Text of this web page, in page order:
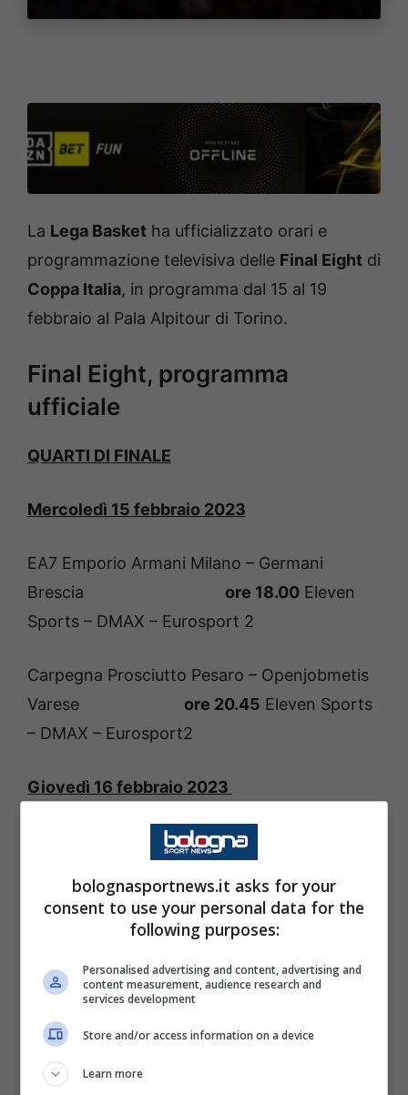
La Lega Basket ha ufficializzato orari e
programmazione televisiva delle Final Eight di
Coppa Italia, in programma dal 15 al 19
febbraio al Pala Alpitour di Torino.
Final Eight, programma
ufficiale
QUARTI DI FINALE
Mercoledì 15 febbraio 2023
EA7 Emporio Armani Milano – Germani
Brescia ore 18.00 Eleven
Sports – DMAX – Eurosport 2
Carpegna Prosciutto Pesaro – Openjobmetis
Varese ore 20.45 Eleven Sports
– DMAX – Eurosport2
Giovedì 16 febbraio 2023
Virtus Segafredo Bologna – Umana Reyer
– DMAX – Eurosport 2
Energia Trentinoore 20.45Eleven Sports
– DMAX – Eurosport 2
bolognasportnews.it asks for your
consent to use your personal data for the
following purposes:
Personalised advertising and content, advertising and
content measurement, audience research and
services development
Store and/or access information on a device
Learn more